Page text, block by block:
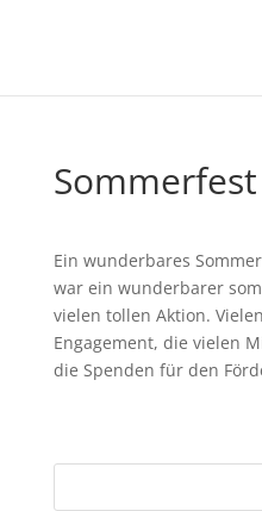
Ein wunderbares
war ein wunderbarer
vielen tollen Aktion.
Engagement, die vielen
die Spenden für den